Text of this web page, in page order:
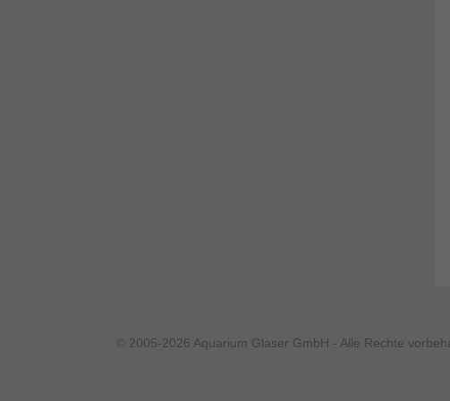
© 2005-2026 Aquarium Glaser GmbH - Alle Rechte